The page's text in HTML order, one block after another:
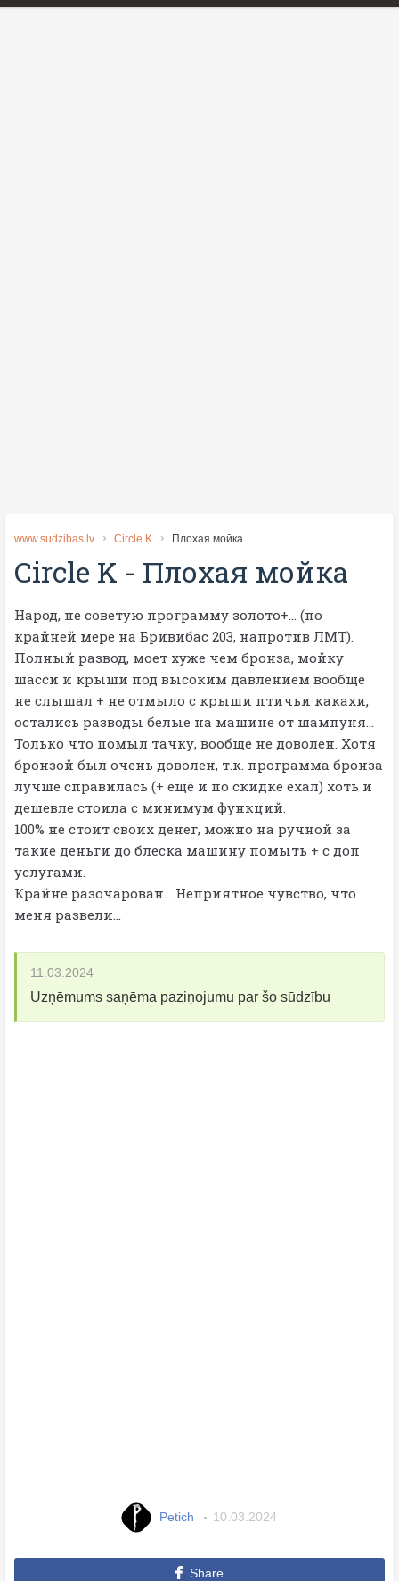
www.sudzibas.lv Circle K Плохая мойка
Circle K - Плохая мойка
Народ, не советую программу золото+... (по
крайней мере на Бривибас 203, напротив ЛМТ).
Полный развод, моет хуже чем бронза, мойку
шасси и крыши под высоким давлением вообще
не слышал + не отмыло с крыши птичьи какахи,
остались разводы белые на машине от шампуня...
Только что помыл тачку, вообще не доволен. Хотя
бронзой был очень доволен, т.к. программа бронза
лучше справилась (+ ещё и по скидке ехал) хоть и
дешевле стоила с минимум функций.
100% не стоит своих денег, можно на ручной за
такие деньги до блеска машину помыть + с доп
услугами.
Крайне разочарован... Неприятное чувство, что
меня развели...
11.03.2024
Uzņēmums saņēma paziņojumu par šo sūdzību
Petich 10.03.2024
Share